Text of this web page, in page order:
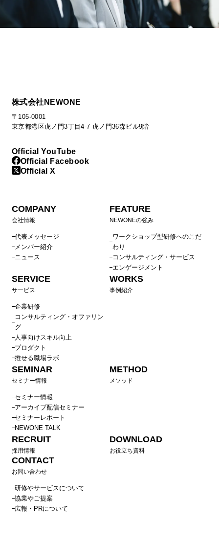
株式会社NEWONE
〒105-0001
東京都港区虎ノ門3丁目4-7 虎ノ門36森ビル9階
Official YouTube
Official Facebook
Official X
COMPANY
会社情報
代表メッセージ
メンバー紹介
ニュース
FEATURE
NEWONEの強み
ワークショップ型研修へのこだ
わり
コンサルティング・サービス
エンゲージメント
SERVICE
サービス
企業研修
コンサルティング・オファリン
グ
人事向けスキル向上
プロダクト
推せる職場ラボ
WORKS
事例紹介
SEMINAR
セミナー情報
セミナー情報
アーカイブ配信セミナー
セミナーレポート
NEWONE TALK
METHOD
メソッド
RECRUIT
採用情報
DOWNLOAD
お役立ち資料
CONTACT
お問い合わせ
研修やサービスについて
協業やご提案
広報・PRについて